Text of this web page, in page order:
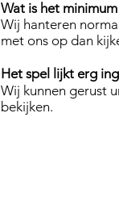
Wat is het
Wij hanteren
met ons op dan
Het spel lijkt erg
Wij kunnen gerust
bekijken.